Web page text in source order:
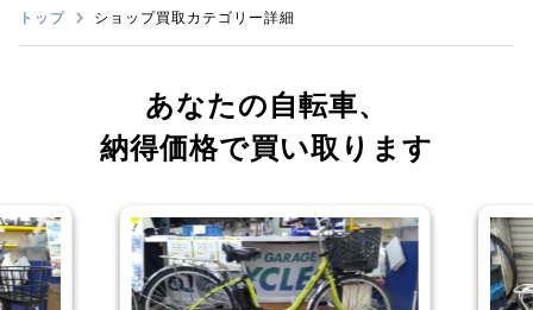
トップ ショップ買取カテゴリー詳細
あなたの自転車、
納得価格で買い取ります